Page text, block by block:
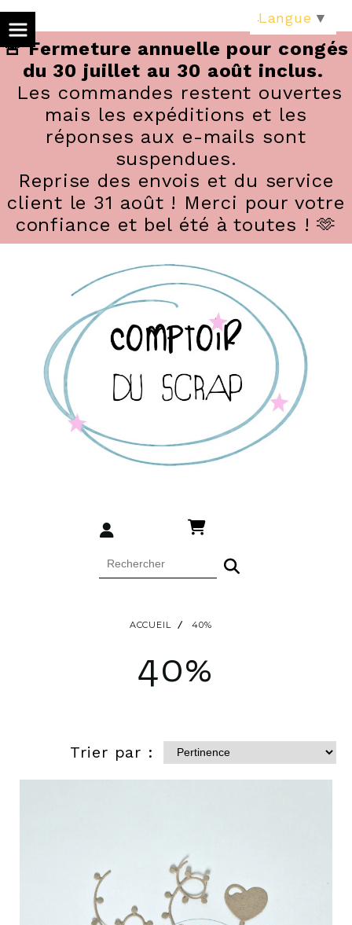
🚨 Fermeture annuelle pour congés
du 30 juillet au 30 août inclus.
Les commandes restent ouvertes
mais les expéditions et les
réponses aux e-mails sont
suspendues.
Reprise des envois et du service
client le 31 août ! Merci pour votre
confiance et bel été à toutes ! 🫶
ACCUEIL 40%
40%
Trier par :
Langue ▼